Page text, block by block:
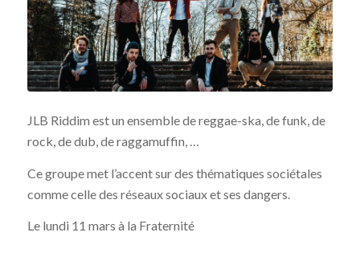
JLB Riddim est un ensemble de reggae-ska, de funk, de
rock, de dub, de raggamuffin, …
Ce groupe met l’accent sur des thématiques sociétales
comme celle des réseaux sociaux et ses dangers.
Le lundi 11 mars à la Fraternité